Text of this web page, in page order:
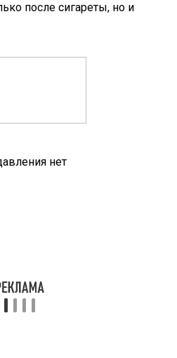
после сигареты, но и
нет